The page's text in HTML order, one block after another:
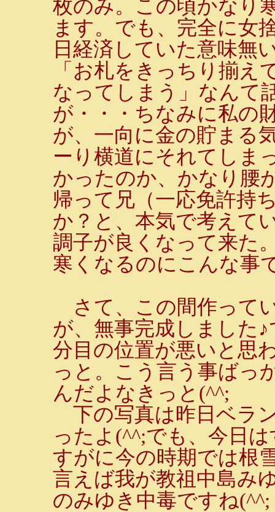
枚のみ。この頃かなり
ます。でも、完全に女
日経済していた意味無
「お札をきっちり揃え
なってしまう」なんて
が・・・ちなみに私の
が、一向に金の貯まる
ーり横道にそれてしま
かったのか、かなり腰
帰って兄（一応免許持
か？と、本気で考えて
調子が良くなって来た
寒くなるのにこんな事
さて、この間作って
が、無事完成しました
分目の位置が悪いと思
っと。こう言う事ばっ
んだよなきっと(^^;
下の写真は昨日ベラ
ったよ(^^;でも、今日
すがに今の時期では根
言えば我が教祖中島み
のみゆき中毒ですね(^^;